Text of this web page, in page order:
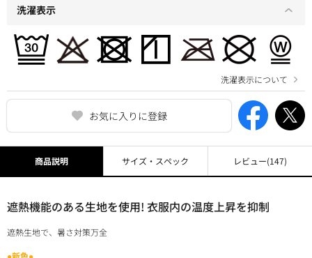
お気に入りに登録
洗濯表示
洗濯表示について
商品説明
遮熱機能のある生地を使用! 衣服内の温度上昇を抑制
遮熱生地で、暑さ対策万全
●新色●
サイズ・スペック レビュー(147)